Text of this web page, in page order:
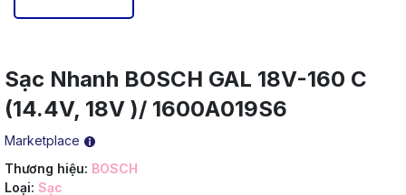
Sạc Nhanh BOSCH GAL 18V-160 C
(14.4V, 18V )/ 1600A019S6
Marketplace
Thương hiệu: BOSCH
Loại: Sạc